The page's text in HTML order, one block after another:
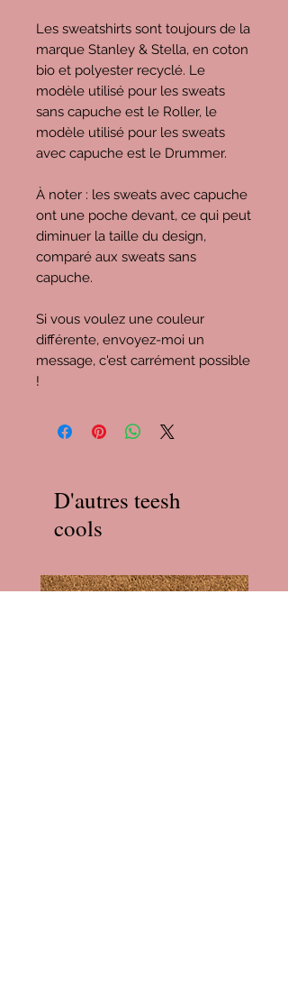
Les sweatshirts sont toujours de la
marque Stanley & Stella, en coton
bio et polyester recyclé. Le
modèle utilisé pour les sweats
sans capuche est le Roller, le
modèle utilisé pour les sweats
avec capuche est le Drummer.
À noter : les sweats avec capuche
ont une poche devant, ce qui peut
diminuer la taille du design,
comparé aux sweats sans
capuche.
Si vous voulez une couleur
différente, envoyez-moi un
message, c'est carrément possible
!
D'autres teesh
cools